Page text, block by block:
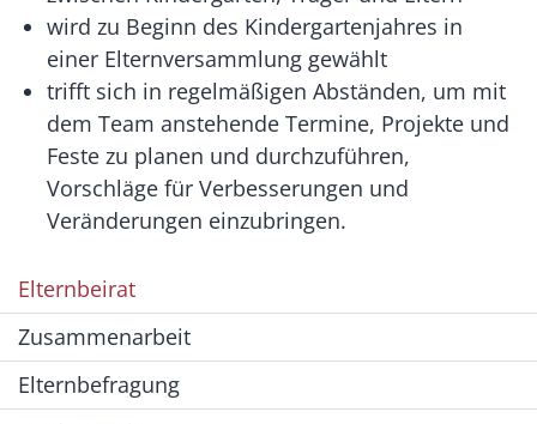
wird zu Beginn des Kindergartenjahres in
einer Elternversammlung gewählt
trifft sich in regelmäßigen Abständen, um mit
dem Team anstehende Termine, Projekte und
Feste zu planen und durchzuführen,
Vorschläge für Verbesserungen und
Veränderungen einzubringen.
Elternbeirat
Zusammenarbeit
Elternbefragung